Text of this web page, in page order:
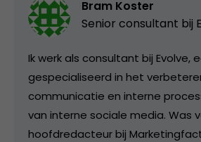
Bram Koster
Senior consultant bij
Ik werk als consultant bij Evolve,
gespecialiseerd in het
communicatie en interne
van interne sociale media. Was
hoofdredacteur bij